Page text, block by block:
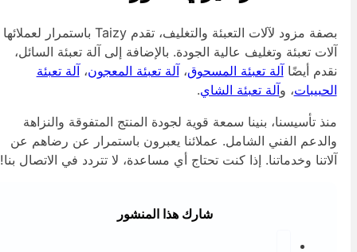
بصفة مزود لآلات التعبئة والتغليف، تقدم Taizy باستمرار لعملائها
آلات تعبئة وتغليف عالية الجودة. بالإضافة إلى آلة تعبئة السائل،
نقدم أيضًاآلة تعبئة المسحوق،آلة تعبئة المعجون،آلة تعبئة
الحبيبات، وآلة تعبئة الشاي.
منذ تأسيسنا، بنينا سمعة قوية لجودة المنتج المتفوقة والنزاهة
والدعم الفني الشامل. عملائنا يعبرون باستمرار عن رضاهم عن
آلاتنا وخدماتنا. إذا كنت تحتاج أي مساعدة، لا تتردد في الاتصال بنا!
شارك هذا المنشور